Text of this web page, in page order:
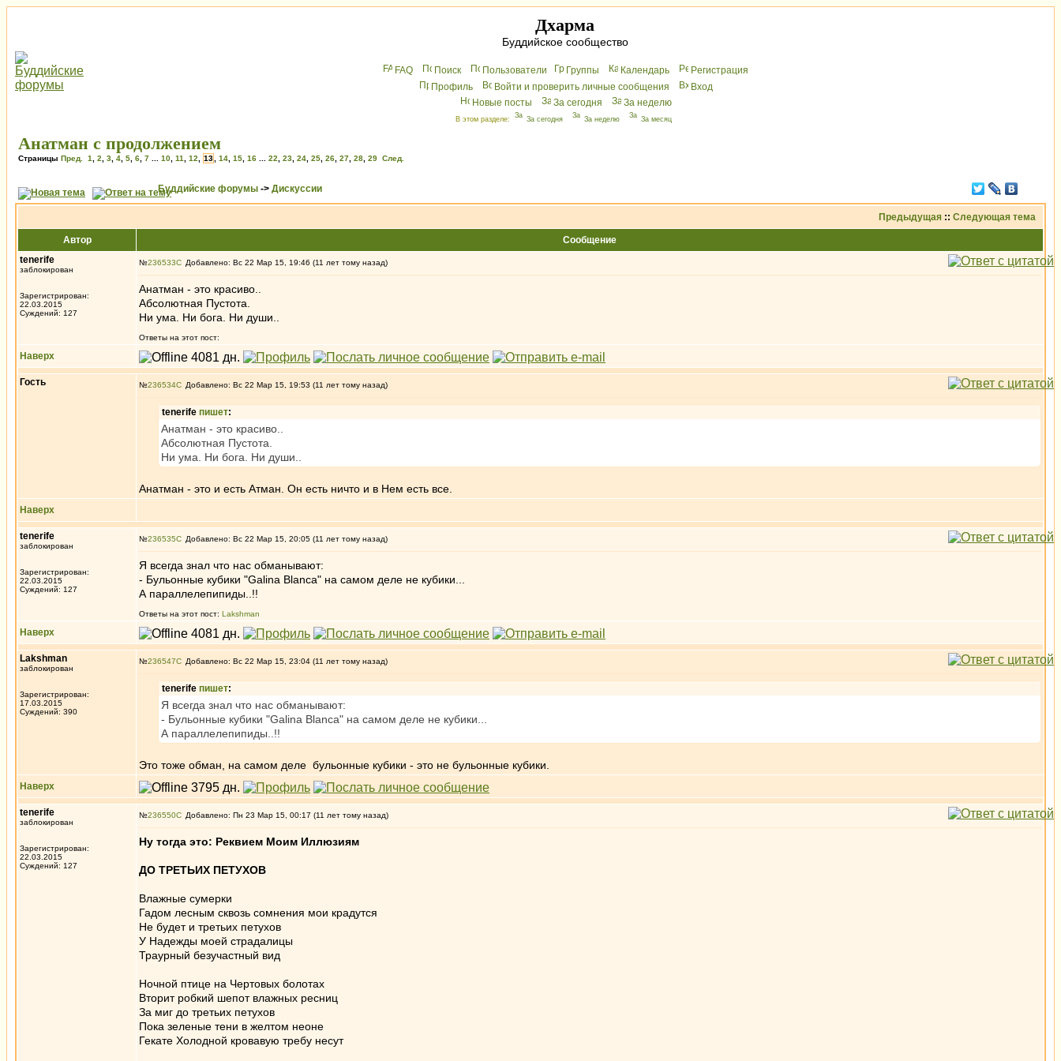
Дхарма
Буддийское сообщество
FAQ Поиск Пользователи Группы Календарь
Peгиcтрaция
Профиль
Войти и проверить личные сообщения
Вхoд
Новые посты
За сегодня За неделю
В этом разделе: За сегодня За неделю За месяц
Анатман с продолжением
Страницы Пред. 1 2 3 4 5 6 7 10 11 12 13 14 15 16 22 23 24 25 26 27 28 29 След.
Буддийские форумы -> Дискуссии
Предыдущая :: Следующая тема
Автор
Сообщение
tenerife
заблокирован
Зарегистрирован:
22.03.2015
Суждений: 127
№236533 Добавлено: Вс 22 Мар 15, 19:46 (11 лет тому назад)
Анатман - это красиво..
Абсолютная Пустота.
Ни ума. Ни бога. Ни души..
Ответы на этот пост:
Наверх
Гость №236534 Добавлено: Вс 22 Мар 15, 19:53 (11 лет тому назад)
tenerife пишет:
Анатман - это красиво..
Абсолютная Пустота.
Ни ума. Ни бога. Ни души..
Анатман - это и есть Атман. Он есть ничто и в Нем есть все.
Наверх
tenerife
заблокирован
Зарегистрирован:
22.03.2015
Суждений: 127
№236535 Добавлено: Вс 22 Мар 15, 20:05 (11 лет тому назад)
Я всегда знал что нас обманывают:
- Бульонные кубики "Galina Blanca" на самом деле не кубики...
А параллелепипиды..!!
Ответы на этот пост: Lakshman
Наверх
Lakshman
заблокирован
Зарегистрирован:
17.03.2015
Суждений: 390
№236547 Добавлено: Вс 22 Мар 15, 23:04 (11 лет тому назад)
tenerife пишет:
Я всегда знал что нас обманывают:
- Бульонные кубики "Galina Blanca" на самом деле не кубики...
А параллелепипиды..!!
Это тоже обман, на самом деле бульонные кубики - это не бульонные кубики.
Наверх
tenerife
заблокирован
Зарегистрирован:
22.03.2015
Суждений: 127
№236550 Добавлено: Пн 23 Мар 15, 00:17 (11 лет тому назад)
Ну тогда это: Реквием Моим Иллюзиям
ДО ТРЕТЬИХ ПЕТУХОВ
Влажные сумерки
Гадом лесным сквозь сомнения мои крадутся
Не будет и третьих петухов
У Надежды моей страдалицы
Траурный безучастный вид
Ночной птице на Чертовых болотах
Вторит робкий шепот влажных ресниц
За миг до третьих петухов
Пока зеленые тени в желтом неоне
Гекате Холодной кровавую требу несут